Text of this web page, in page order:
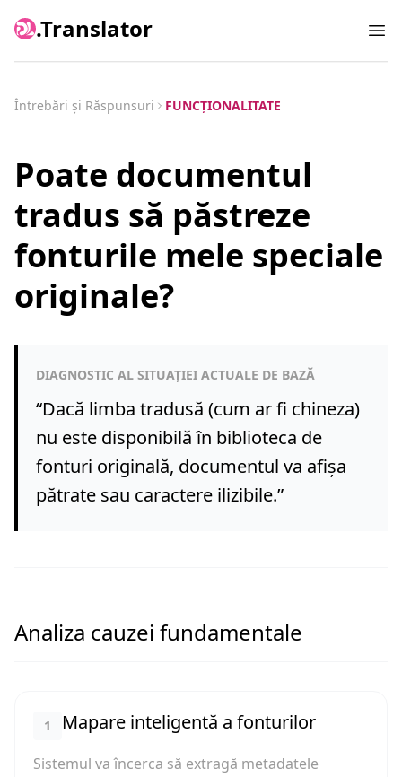
.Translator
Întrebări și Răspunsuri FUNCȚIONALITATE
Poate documentul
tradus să păstreze
fonturile mele speciale
originale?
DIAGNOSTIC AL SITUAȚIEI ACTUALE DE BAZĂ
“Dacă limba tradusă (cum ar fi chineza)
nu este disponibilă în biblioteca de
fonturi originală, documentul va afișa
pătrate sau caractere ilizibile.”
Analiza cauzei fundamentale
1 Mapare inteligentă a fonturilor
Sistemul va încerca să extragă metadatele